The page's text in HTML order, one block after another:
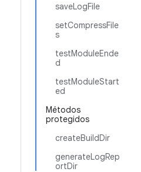
saveLogFile
setCompressFile
s
testModuleEnde
d
testModuleStart
ed
Métodos
protegidos
createBuildDir
generateLogRep
ortDir